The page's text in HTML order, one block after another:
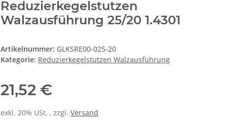
Reduzierkegelstutzen
Walzausführung 25/20 1.4301
Artikelnummer: GLKSRE00-025-20
Kategorie: Reduzierkegelstutzen Walzausführung
21,52 €
exkl. 20% USt. , zzgl. Versand